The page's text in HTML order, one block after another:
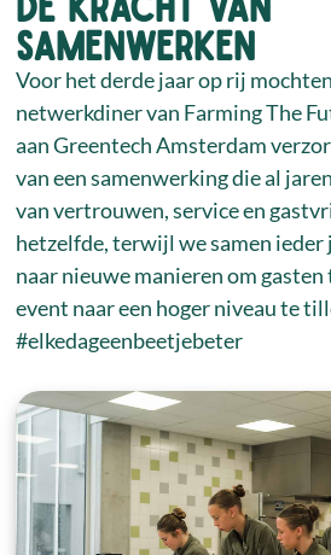
samenwerken
Voor het derde jaar op rij
netwerkdiner van Farming The
aan Greentech Amsterdam
van een samenwerking die al
van vertrouwen, service en
hetzelfde, terwijl we samen ieder
naar nieuwe manieren om gasten
event naar een hoger niveau te
#elkedageenbeetjebeter